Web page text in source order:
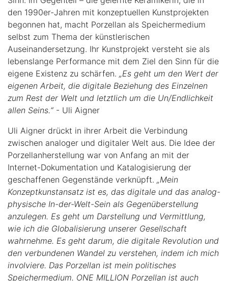
den 1990er-Jahren mit konzeptuellen Kunstprojekten
begonnen hat, macht Porzellan als Speichermedium
selbst zum Thema der künstlerischen
Auseinandersetzung. Ihr Kunstprojekt versteht sie als
lebenslange Performance mit dem Ziel den Sinn für die
eigene Existenz zu schärfen. „Es geht um den Wert der
eigenen Arbeit, die digitale Beziehung des Einzelnen
zum Rest der Welt und letztlich um die Un/Endlichkeit
allen Seins.“- Uli Aigner
Uli Aigner drückt in ihrer Arbeit die Verbindung
zwischen analoger und digitaler Welt aus. Die Idee der
Porzellanherstellung war von Anfang an mit der
Internet-Dokumentation und Katalogisierung der
geschaffenen Gegenstände verknüpft. „Mein
Konzeptkunstansatz ist es, das digitale und das analog-
physische In-der-Welt-Sein als Gegenüberstellung
anzulegen. Es geht um Darstellung und Vermittlung,
wie ich die Globalisierung unserer Gesellschaft
wahrnehme. Es geht darum, die digitale Revolution und
den verbundenen Wandel zu verstehen, indem ich mich
involviere. Das Porzellan ist mein politisches
Speichermedium. ONE MILLION Porzellan ist auch